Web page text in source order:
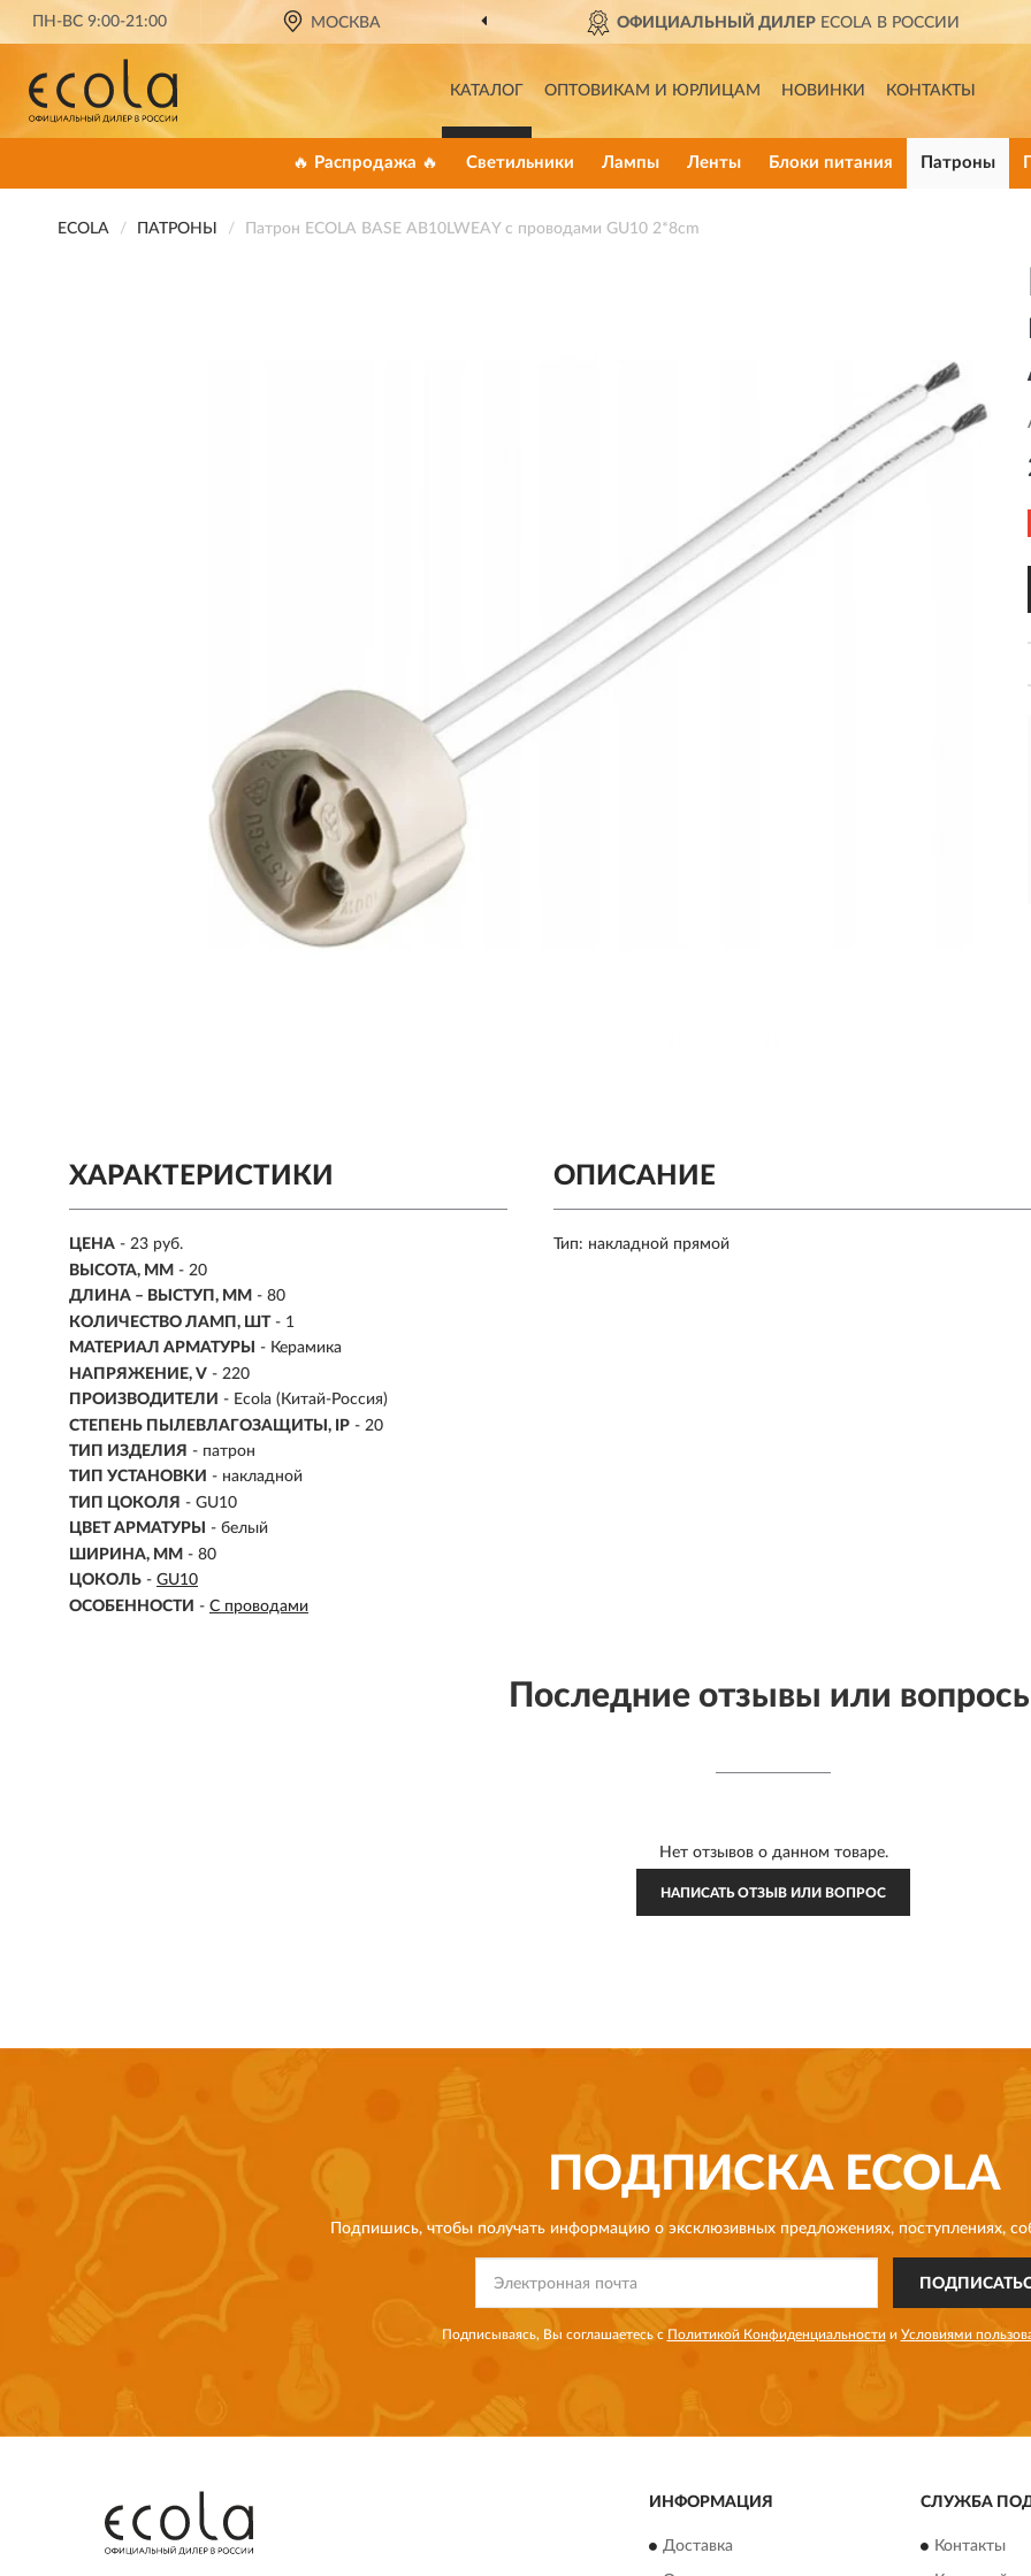
ПН-ВС 9:00-21:00 МОСКВА ОФИЦИАЛЬНЫЙ ДИЛЕРECOLA В РОССИИ
КАТАЛОГ ОПТОВИКАМ И ЮРЛИЦАМ НОВИНКИ КОНТАКТЫ
🔥 Распродажа 🔥 Светильники Лампы Ленты Блоки питания Патроны
ECOLA ПАТРОНЫ Патрон ECOLA BASE AB10LWEAY с проводами GU10 2*8cm
ХАРАКТЕРИСТИКИ
ЦЕНА - 23 руб.
ВЫСОТА, ММ - 20
ДЛИНА – ВЫСТУП, ММ - 80
КОЛИЧЕСТВО ЛАМП, ШТ - 1
МАТЕРИАЛ АРМАТУРЫ
- Керамика
НАПРЯЖЕНИЕ, V - 220
ПРОИЗВОДИТЕЛИ - Ecola (Китай-Россия)
СТЕПЕНЬ ПЫЛЕВЛАГОЗАЩИТЫ, IP - 20
ТИП ИЗДЕЛИЯ - патрон
ТИП УСТАНОВКИ - накладной
ТИП ЦОКОЛЯ - GU10
ЦВЕТ АРМАТУРЫ
- белый
ШИРИНА, ММ - 80
ЦОКОЛЬ - GU10
ОСОБЕННОСТИ - С проводами
ОПИСАНИЕ
Тип: накладной прямой
Последние отзывы или
Нет отзывов о данном товаре.
НАПИСАТЬ ОТЗЫВ ИЛИ ВОПРОС
ПОДПИСКАECOLA
Подпишись, чтобы получать информацию о эксклюзивных предложениях,поступлениях,
Подписываясь, Вы соглашаетесь с Политикой Конфиденциальности и Условиями
ИНФОРМАЦИЯ
Доставка
СЛУЖБА
Контакты